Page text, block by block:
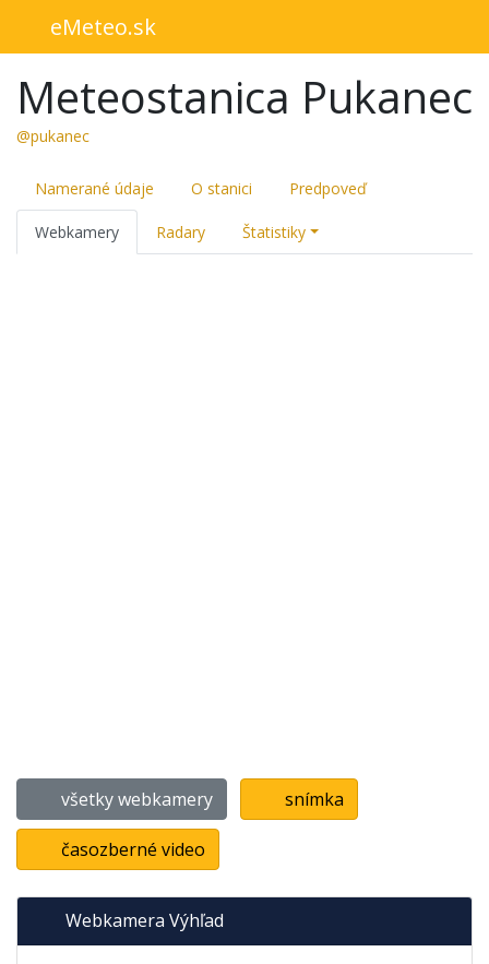
eMeteo.sk
Meteostanica Pukanec
@pukanec
Namerané údaje O stanici Predpoveď
Webkamery Radary Štatistiky
všetky webkamery snímka
časozberné video
Webkamera Výhľad